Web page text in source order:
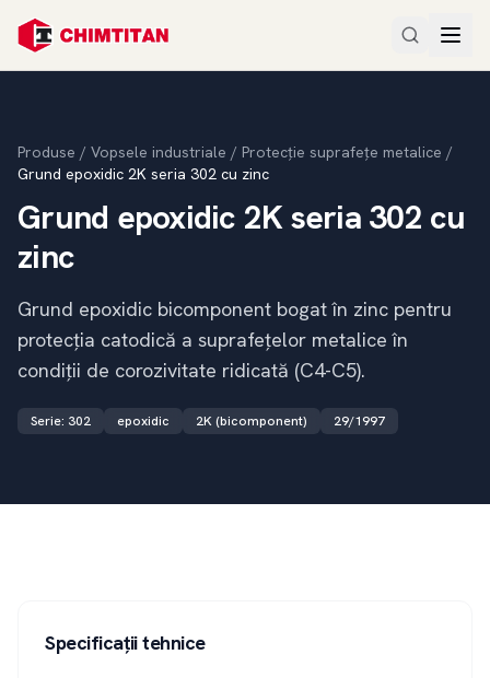
Produse / Vopsele industriale / Protecție suprafețe metalice /
Grund epoxidic 2K seria 302 cu zinc
Grund epoxidic 2K seria 302 cu
zinc
Grund epoxidic bicomponent bogat în zinc pentru
protecția catodică a suprafețelor metalice în
condiții de corozivitate ridicată (C4-C5).
Serie: 302 epoxidic 2K (bicomponent) 29/1997
Specificații tehnice